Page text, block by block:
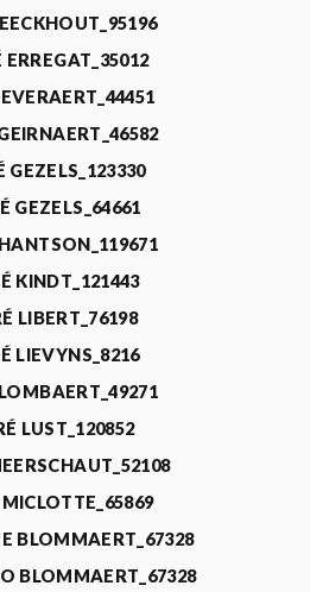
ERREGAT_35012
GEZELS_123330
GEZELS_64661
KINDT_121443
LIBERT_76198
LIEVYNS_8216
LUST_120852
BLOMMAERT_67328
BLOMMAERT_67328